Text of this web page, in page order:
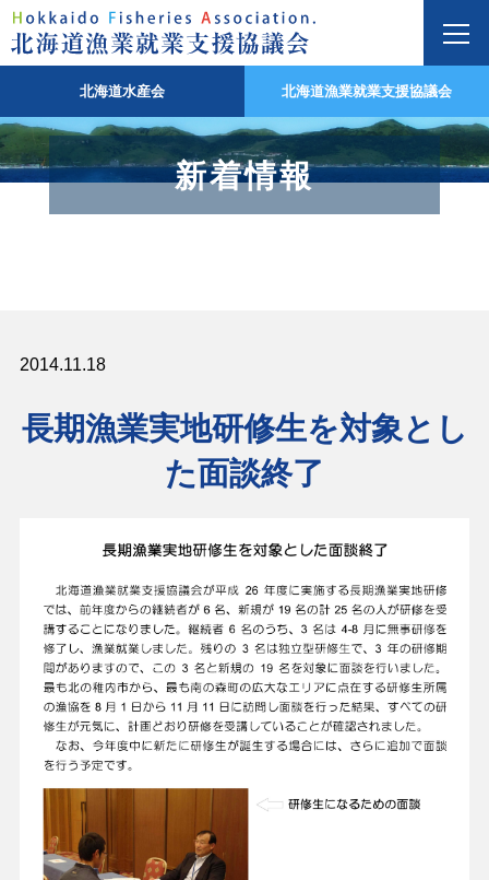
北海道水産会 北海道漁業就業支援協議会
新着情報
2014.11.18
長期漁業実地研修生を対象とし
た面談終了